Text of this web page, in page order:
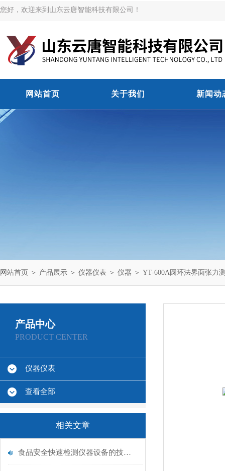
您好，欢迎来到山东云唐智能科技有限公司！
网站首页 关于我们 新闻动
网站首页 ＞ 产品展示 ＞ 仪器仪表 ＞ 仪器 ＞ YT-600A圆环法界面张力
产品中心
PRODUCT CENTER
仪器仪表
查看全部
相关文章
食品安全快速检测仪器设备的技术演进与应用场景